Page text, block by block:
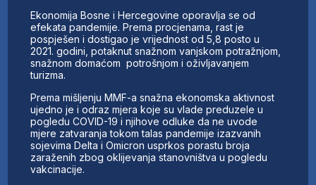
Ekonomija Bosne i Hercegovine oporavlja se od
efekata pandemije. Prema procjenama, rast je
pospješen i dostigao je vrijednost od 5,8 posto u
2021. godini, potaknut snažnom vanjskom potražnjom,
snažnom domaćom potrošnjom i oživljavanjem
turizma.
Prema mišljenju MMF-a snažna ekonomska aktivnost
ujedno je i odraz mjera koje su vlade preduzele u
pogledu COVID-19 i njihove odluke da ne uvode
mjere zatvaranja tokom talas pandemije izazvanih
sojevima Delta i Omicron usprkos porastu broja
zaraženih zbog oklijevanja stanovništva u pogledu
vakcinacije.